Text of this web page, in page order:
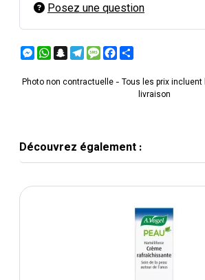
Posez une question
Messenger
WhatsApp
Snapchat
Telegram
MessageFacebook
Photo non contractuelle - Tous les prix
livraison
Découvrez également :